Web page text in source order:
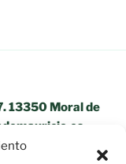
13350 Moral de